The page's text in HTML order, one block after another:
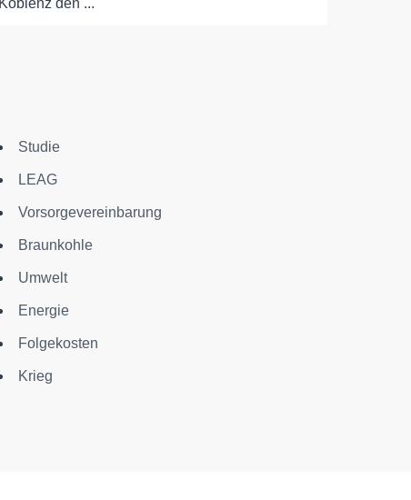
Studie
LEAG
Vorsorgevereinbarung
Braunkohle
Umwelt
Energie
Folgekosten
Krieg